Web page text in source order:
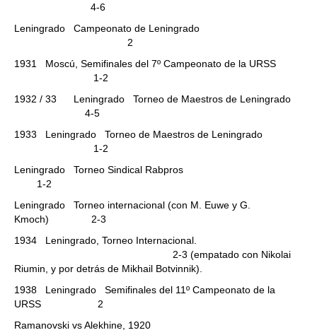
4-6
Leningrado Campeonato de Leningrado
2
1931 Moscú, Semifinales del 7º Campeonato de la URSS
1-2
1932 / 33 Leningrado Torneo de Maestros de Leningrado
4-5
1933 Leningrado Torneo de Maestros de Leningrado
1-2
Leningrado Torneo Sindical Rabpros
1-2
Leningrado Torneo internacional (con M. Euwe y G.
Kmoch) 2-3
1934 Leningrado, Torneo Internacional.
2-3 (empatado con Nikolai
Riumin, y por detrás de Mikhail Botvinnik).
1938 Leningrado Semifinales del 11º Campeonato de la
URSS 2
Ramanovski vs Alekhine, 1920